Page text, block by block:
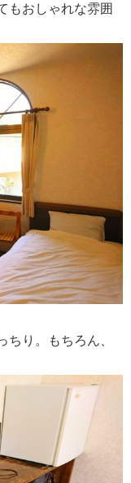
もおしゃれな雰囲
り。もちろん、